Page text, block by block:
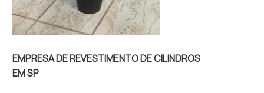
EMPRESA DE REVESTIMENTO DE CILINDROS
EM SP